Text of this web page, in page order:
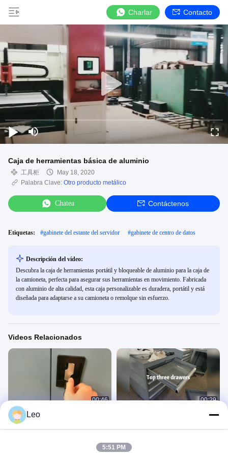
Charlar Contacto
Caja de herramientas básica de aluminio
工具柜
May 18, 2020
Palabra Clave: Otro producto metálico
Chatea Contáctenos
Etiquetas: #gabinete del estante del servidor #gabinete de centro de datos
Descripción del vídeo:
Descubra la caja de herramientas portátil y bloqueable de aluminio para la caja de
la camioneta, perfecta para asegurar sus herramientas en movimiento. Fabricada
con aluminio de alta calidad, esta caja personalizable es duradera, portátil y está
diseñada para adaptarse a su camioneta o remolque sin esfuerzo.
Videos Relacionados
00:46
Caja de herramientas de dos
cajones
00:29
May 18, 2020
Leo
5:51 PM